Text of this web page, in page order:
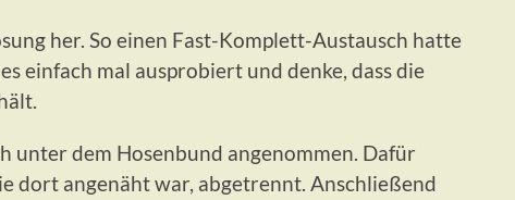
her. So einen Fast-Komplett-Austausch hatte
einfach mal ausprobiert und denke, dass die
unter dem Hosenbund angenommen. Dafür
dort angenäht war, abgetrennt. Anschließend